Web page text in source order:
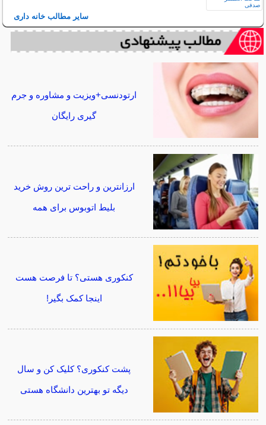
سایر مطالب خانه داری
ارتودنسی+ویزیت و مشاوره و جرم
گیری رایگان
ارزانترین و راحت ترین روش خرید
بلیط اتوبوس برای همه
کنکوری هستی؟ تا فرصت هست
اینجا کمک بگیر!
پشت کنکوری؟ کلیک کن و سال
دیگه تو بهترین دانشگاه هستی